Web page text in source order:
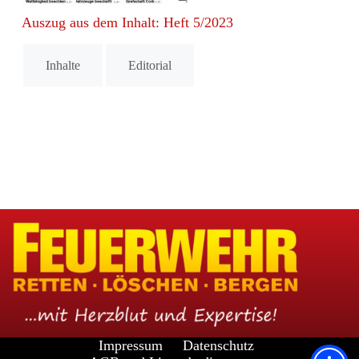
Auszug aus dem Inhalt: Heft 5/2023
Inhalte Editorial
Impressum
Datenschutz